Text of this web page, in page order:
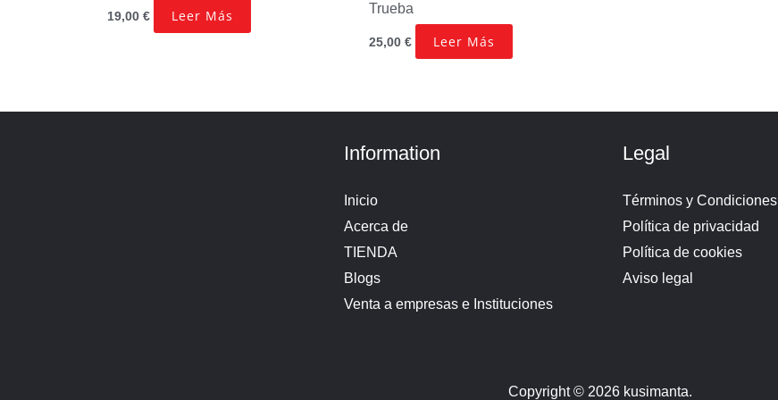
19,00 € Leer Más Trueba
25,00 € Leer Más
Information
Inicio
Acerca de
TIENDA
Blogs
Venta a empresas e Instituciones
Legal
Términos y Condiciones
Política de privacidad
Política de cookies
Aviso legal
Copyright © 2026 kusimanta.